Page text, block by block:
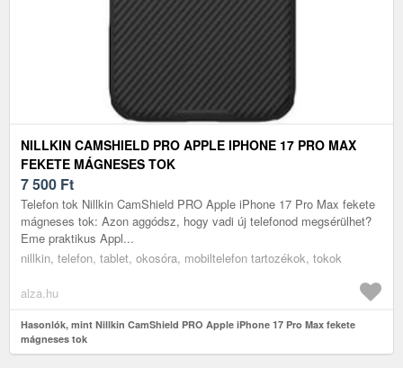
NILLKIN CAMSHIELD PRO APPLE IPHONE 17 PRO MAX
FEKETE MÁGNESES TOK
7 500 Ft
Telefon tok Nillkin CamShield PRO Apple iPhone 17 Pro Max fekete
mágneses tok: Azon aggódsz, hogy vadi új telefonod megsérülhet?
Eme praktikus Appl...
nillkin, telefon, tablet, okosóra, mobiltelefon tartozékok, tokok
alza.hu
Hasonlók, mint Nillkin CamShield PRO Apple iPhone 17 Pro Max fekete
mágneses tok